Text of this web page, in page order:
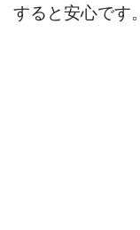
すると安心です。